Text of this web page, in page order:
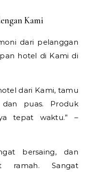
Kami
dari pelanggan
hotel di Kami di
dari Kami, tamu
puas. Produk
tepat waktu.” –
bersaing, dan
ramah. Sangat